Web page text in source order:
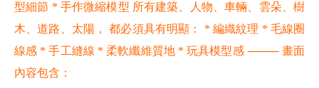
型細節 * 手作微縮模型 所有建築、人物、車輛、雲朵、樹
木、道路、太陽， 都必須具有明顯： * 編織紋理 * 毛線圈
線感 * 手工縫線 * 柔軟纖維質地 * 玩具模型感 ⸻ 畫面
內容包含：